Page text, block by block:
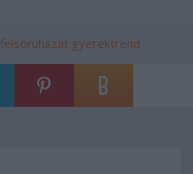
felsőruházat gyerektrend